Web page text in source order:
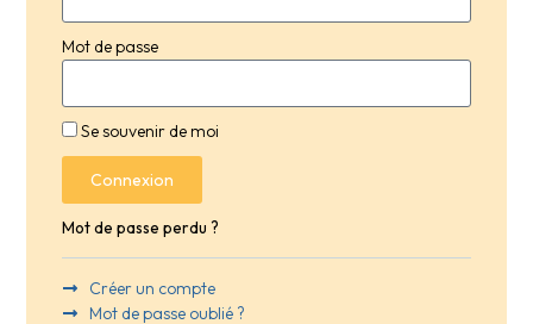
Mot de passe
Se souvenir de moi
Connexion
Mot de passe perdu ?
Créer un compte
Mot de passe oublié ?